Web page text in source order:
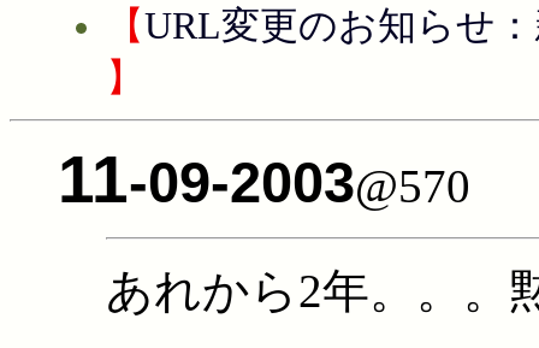
【URL変更のお知らせ
】
11-09-2003@570
あれから2年。。。